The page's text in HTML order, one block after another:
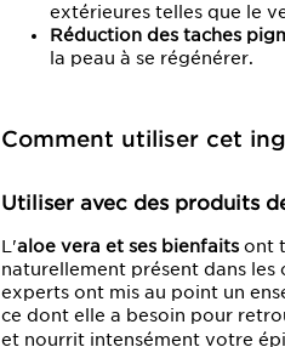
extérieures telles que le
Réduction des taches
la peau à se régénérer.
Comment utiliser cet
Utiliser avec des produits
L'aloe vera et ses bienfaits ont
naturellement présent dans les
experts ont mis au point un
ce dont elle a besoin pour
et nourrit intensément votre